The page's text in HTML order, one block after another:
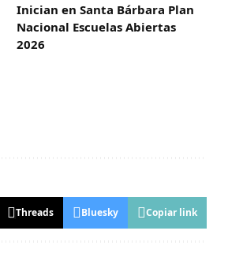
Inician en Santa Bárbara Plan
Nacional Escuelas Abiertas
2026
Threads Bluesky Copiar link